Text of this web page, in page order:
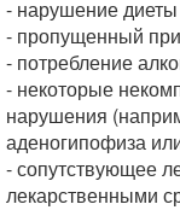
- нарушение
- пропущенный
- потребление
- некоторые
нарушения
аденогипофиза
- сопутствующее
лекарственными